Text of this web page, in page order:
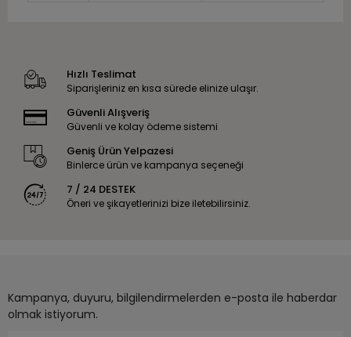
Hızlı Teslimat
Siparişleriniz en kısa sürede elinize ulaşır.
Güvenli Alışveriş
Güvenli ve kolay ödeme sistemi
Geniş Ürün Yelpazesi
Binlerce ürün ve kampanya seçeneği
7 / 24 DESTEK
Öneri ve şikayetlerinizi bize iletebilirsiniz.
Kampanya, duyuru, bilgilendirmelerden e-posta ile haberdar
olmak istiyorum.